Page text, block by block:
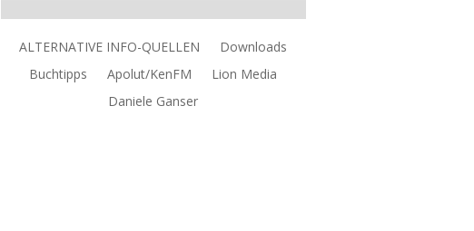
ALTERNATIVE INFO-QUELLEN
Downloads
Buchtipps
Apolut/KenFM
Lion Media
Daniele Ganser